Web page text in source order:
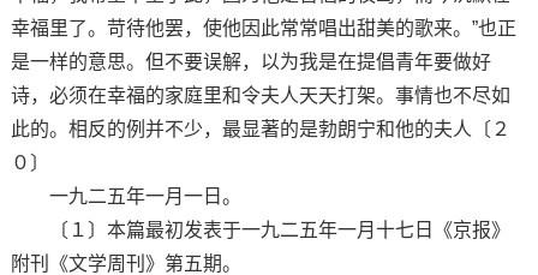
幸福里了。苛待他罢，使他因此常常唱出甜美的歌来。”也正
是一样的意思。但不要误解，以为我是在提倡青年要做好
诗，必须在幸福的家庭里和令夫人天天打架。事情也不尽如
此的。相反的例并不少，最显著的是勃朗宁和他的夫人〔２
０〕
一九二五年一月一日。
〔１〕本篇最初发表于一九二五年一月十七日《京报》
附刊《文学周刊》第五期。